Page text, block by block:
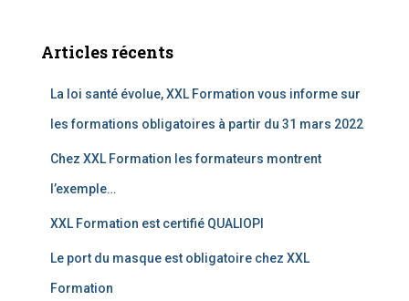
Articles récents
La loi santé évolue, XXL Formation vous informe sur
les formations obligatoires à partir du 31 mars 2022
Chez XXL Formation les formateurs montrent
l’exemple…
XXL Formation est certifié QUALIOPI
Le port du masque est obligatoire chez XXL
Formation